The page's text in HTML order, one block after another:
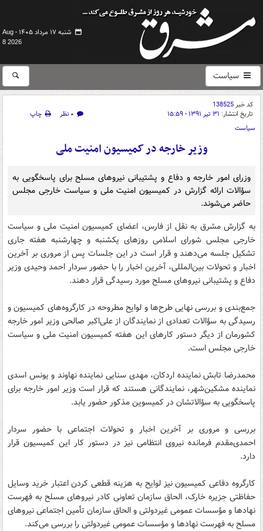
شنبه ۱۷ مرداد ۱۴۰۵ -
Aug
8 2026
سیاست
کد خبر138525
تاریخ انتشار: ۳۱ تیر ۱۳۹۱ - ۱۵:۵۹ ۰ نظر
چاپ
سیاست
وزیر خارجه در کمیسیون امنیت ملی
وزرای امور خارجه و دفاع و پشتیبانی نیروهای مسلح برای پاسخگویی به
سؤالات ارائه گزارش در کمیسیون امنیت ملی و سیاست خارجی مجلس
حاضر می‌شوند.
به گزارش مشرق به نقل از فارس، اعضای کمیسیون امنیت ملی و سیاست
خارجی مجلس شورای اسلامی روزهای یکشنبه و چهارشنبه هفته جاری
تشکیل جلسه می‌دهند و قرار است در این جلسات پس از مروری بر آخرین
اخبار و تحولات بین‌المللی، آخرین اخبار را با حضور سردار احمد وحیدی وزیر
دفاع و پشتیبانی نیروهای مسلح مورد رسیدگی قرار دهند.
جمع‌بندی و بررسی نهایی طرح‌ها و لوایح مطروحه در کارگروه‌های کمیسیون و
رسیدگی به سؤالات تعدادی از نمایندگان از علی‌اکبر صالحی وزیر امور خارجه
کشورمان از دیگر دستور کارهای این هفته کمیسیون امنیت ملی و سیاست
خارجی مجلس است.
محمدرضا تابش نماینده اردکان، مهدی سنایی نماینده نهاوند و یونس اسدی
نماینده مشکین‌شهر، نمایندگانی هستند که قرار است وزیر امور خارجه برای
پاسخگویی به سؤالاتشان در کمیسوین مذکور حضور یابد.
بررسی و مروری بر آخرین اخبار و تحولات اجتماعی با حضور سردار
احمدی‌مقدم فرمانده نیروی انتظامی نیز در دستور کار این کمیسیون قرار
دارد.
کارگروه دفاعی کمیسیون نیز لوایح به هزینه قطعی کردن اعتبار خرید وسایل
حفاظتی جزیره خارک، الحاق سازمان تعاونی کادر نیروهای مسلح به فهرست
نهادها و مؤسسات عمومی غیردولتی و الحاق سازمان تأمین اجتماعی نیروهای
مسلح به فهرست نهادها و مؤسسات عمومی غیردولتی را بررسی می‌کند.